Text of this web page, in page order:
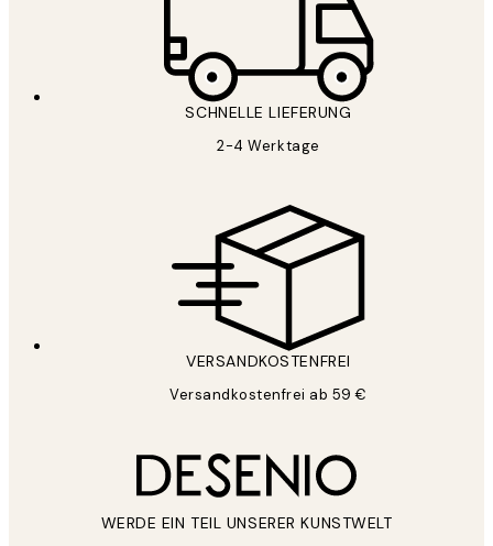
SCHNELLE LIEFERUNG
2-4 Werktage
VERSANDKOSTENFREI
Versandkostenfrei ab 59 €
WERDE EIN TEIL UNSERER KUNSTWELT